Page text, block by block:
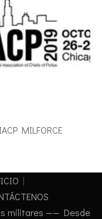
MILFORCE
|
militares —— Desde